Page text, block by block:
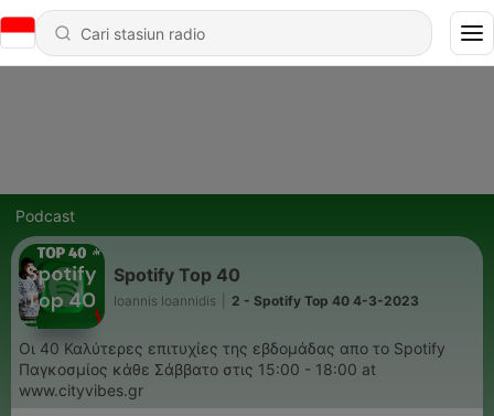
Podcast
Spotify Top 40
Ioannis Ioannidis 2 - Spotify Top 40 4-3-2023
Οι 40 Καλύτερες επιτυχίες της εβδομάδας απο το Spotify
Παγκοσμίος κάθε Σάββατο στις 15:00 - 18:00 at
www.cityvibes.gr